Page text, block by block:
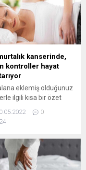
gösterilir,
bu alan boş
kanserinde,
kontroller hayat
eklemiş olduğunuz
ilgili kısa bir özet
yazı düzenleme
"Özet"
eklenmişse başlık
kalın olarak bu
gösterilir,
0